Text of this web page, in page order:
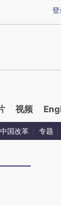
而成，可能与原
登
视频
中国改革 专题